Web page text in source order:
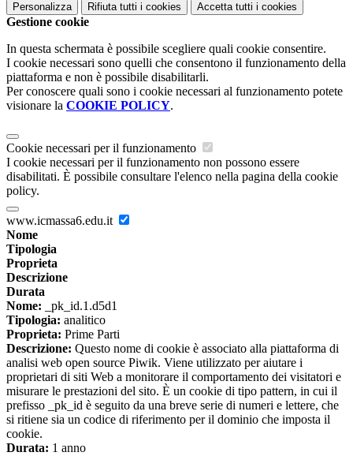
Personalizza Rifiuta tutti i cookies Accetta tutti i cookies
Gestione cookie
In questa schermata è possibile scegliere quali cookie consentire.
I cookie necessari sono quelli che consentono il funzionamento della
piattaforma e non è possibile disabilitarli.
Per conoscere quali sono i cookie necessari al funzionamento potete
visionare la COOKIE POLICY.
Cookie necessari per il funzionamento
I cookie necessari per il funzionamento non possono essere
disabilitati. È possibile consultare l'elenco nella pagina della cookie
policy.
www.icmassa6.edu.it
Nome
Tipologia
Proprieta
Descrizione
Durata
Nome: _pk_id.1.d5d1
Tipologia: analitico
Proprieta: Prime Parti
Descrizione: Questo nome di cookie è associato alla piattaforma di
analisi web open source Piwik. Viene utilizzato per aiutare i
proprietari di siti Web a monitorare il comportamento dei visitatori e
misurare le prestazioni del sito. È un cookie di tipo pattern, in cui il
prefisso _pk_id è seguito da una breve serie di numeri e lettere, che
si ritiene sia un codice di riferimento per il dominio che imposta il
cookie.
Durata: 1 anno